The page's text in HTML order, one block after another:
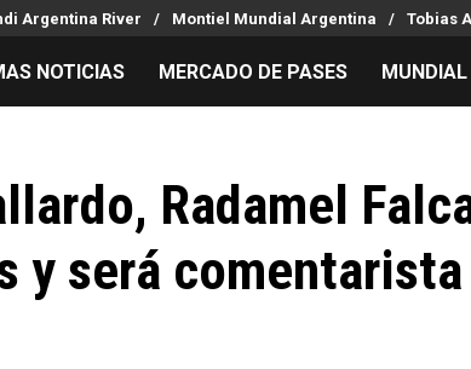
Argentina River Montiel Mundial Argentina Tobias
Argentina
Mercado de Pases
Análisis tácticos
Juanfer Quintero
Chacho Coudet
Entradas
Hinchas
Los
NOTICIAS MERCADO DE PASES MUNDIAL
Radamel
y será